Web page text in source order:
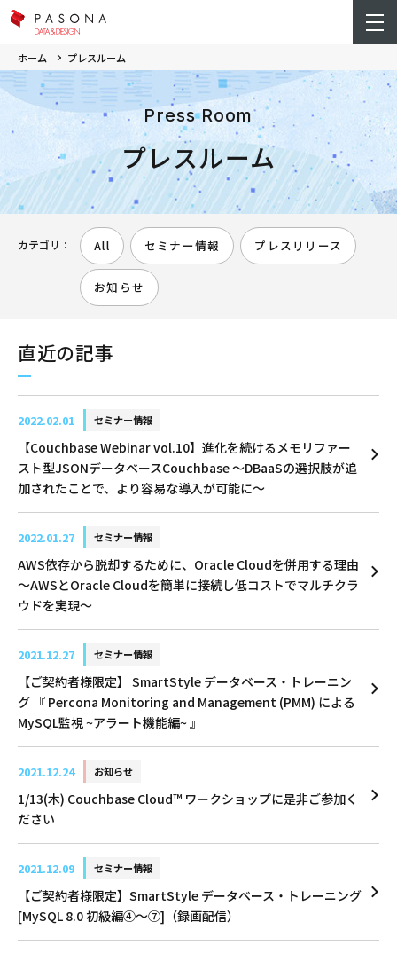
ホーム プレスルーム
Press Room
プレスルーム
カテゴリ： All セミナー情報 プレスリリース
お知らせ
直近の記事
2022.02.01 セミナー情報
【Couchbase Webinar vol.10】進化を続けるメモリファー
スト型JSONデータベースCouchbase 〜DBaaSの選択肢が追
加されたことで、より容易な導入が可能に〜
2022.01.27 セミナー情報
AWS依存から脱却するために、Oracle Cloudを併用する理由
～AWSとOracle Cloudを簡単に接続し低コストでマルチクラ
ウドを実現～
2021.12.27 セミナー情報
【ご契約者様限定】 SmartStyle データベース・トレーニン
グ 『 Percona Monitoring and Management (PMM) による
MySQL監視 ~アラート機能編~ 』
2021.12.24 お知らせ
1/13(木) Couchbase Cloud™ ワークショップに是非ご参加く
ださい
2021.12.09 セミナー情報
【ご契約者様限定】SmartStyle データベース・トレーニング
[MySQL 8.0 初級編④～⑦]（録画配信）